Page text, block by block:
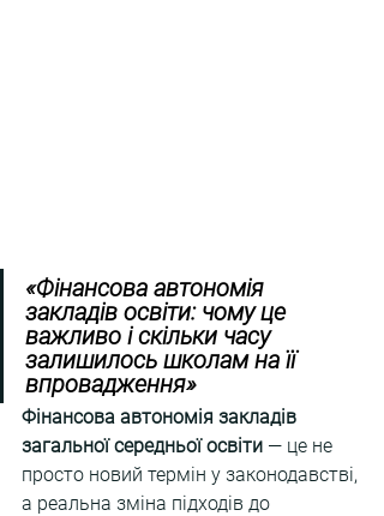
«Фінансова автономія
закладів освіти: чому це
важливо і скільки часу
залишилось школам на її
впровадження»
Фінансова автономія закладів
загальної середньої освіти — це не
просто новий термін у законодавстві,
а реальна зміна підходів до